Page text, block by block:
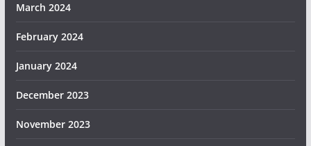
March 2024
February 2024
January 2024
December 2023
November 2023